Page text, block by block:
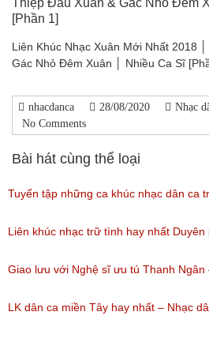
Thiệp Đầu Xuân & Gác Nhỏ Đêm
[Phần 1]
Liên Khúc Nhạc Xuân Mới Nhất 2018
Gác Nhỏ Đêm Xuân │ Nhiều Ca Sĩ
nhacdanca 28/08/2020
Nhạc
No Comments
Bài hát cùng thể loại
Tuyển tập những ca khúc nhạc dân ca
(Lượt nghe: 277)
Liên khúc nhạc trữ tình hay nhất Duyên
nghe: 193)
Giao lưu với Nghệ sĩ ưu tú Thanh Ngân
Bolero
LK dân ca miền Tây hay nhất – Nhạc